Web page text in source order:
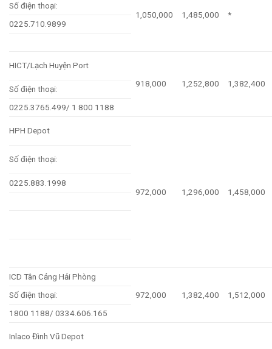
1,050,000 1,485,000 *
Số điện thoại:
0225.710.9899
HICT/Lạch Huyện Port
918,000
1,252,800 1,382,400
Số điện thoại:
0225.3765.499/ 1 800 1188
HPH Depot
972,000 1,296,000 1,458,000
Số điện thoại:
0225.883.1998
ICD Tân Cảng Hải Phòng
972,000
1,382,400 1,512,000
Số điện thoại:
1800 1188/ 0334.606.165
Inlaco Đình Vũ Depot